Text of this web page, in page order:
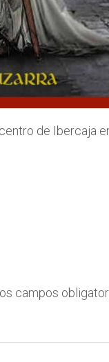
de Ibercaja
campos